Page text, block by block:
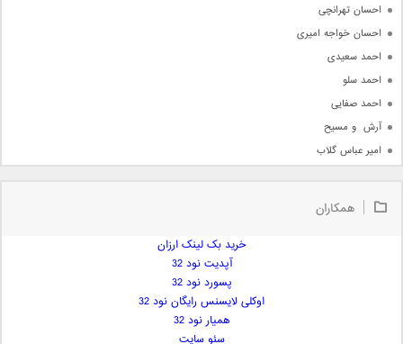
احسان تهرانچی
احسان خواجه امیری
احمد سعیدی
احمد سلو
احمد صفایی
آرش  و مسیح
امیر عباس گلاب
امیر علی
همکاران
خرید بک لینک ارزان
آپدیت نود 32
پسورد نود 32
اوکلی لایسنس رایگان نود 32
همیار نود 32
سئو سایت